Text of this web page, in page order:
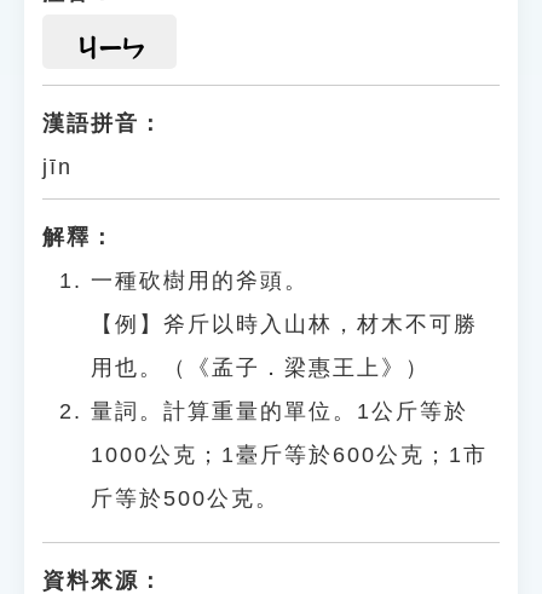
ㄐㄧㄣ
漢語拼音：
jīn
解釋：
一種砍樹用的斧頭。
【例】斧斤以時入山林，材木不可勝
用也。（《孟子．梁惠王上》）
量詞。計算重量的單位。1公斤等於
1000公克；1臺斤等於600公克；1市
斤等於500公克。
資料來源：